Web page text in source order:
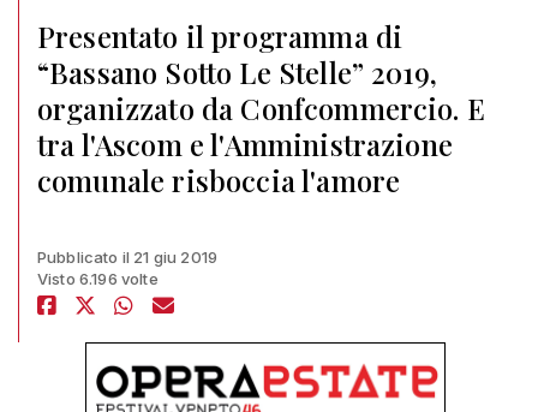
Presentato il programma di
“Bassano Sotto Le Stelle” 2019,
organizzato da Confcommercio. E
tra l'Ascom e l'Amministrazione
comunale risboccia l'amore
Pubblicato il 21 giu 2019
Visto 6.196 volte